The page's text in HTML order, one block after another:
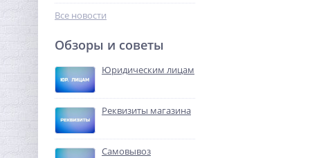
633,92
Все новости
Обзоры и советы
Юридическим лицам
Реквизиты магазина
Самовывоз